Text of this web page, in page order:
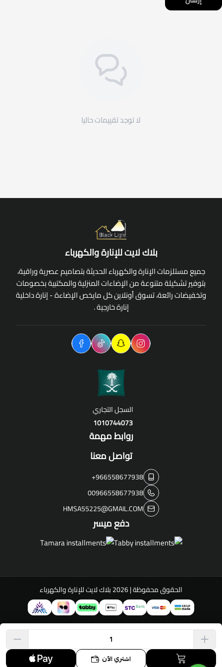
فنية مميزة من بلاك لايت بأفضل الأسعار مع امكانية الشحن
استاندات انارة ,
اشتري الآن
لا توجد تقييمات حاليا
بلاك لايت للإنارة والكهرباء
جميع مستلزمات الإنارة والكهرباء الحديثة بتصاميم عصرية وراقية،
بتوفير تشكيلة متنوعة من الإضاءات المنزلية والمكتبية بخصومات
وتخفيضات رائعة، تسوق أونلاين كل مايخص الإضاءة - إنارة داخلية
إنارة خارجية .
السجل التجاري
1010744073
روابط مهمة
تواصل معنا
+966558677938
00966558677938
HMSA55225@GMAIL.COM
دفع ميسر
الحقوق محفوظة | 2026 بلاك لايت للإنارة والكهرباء